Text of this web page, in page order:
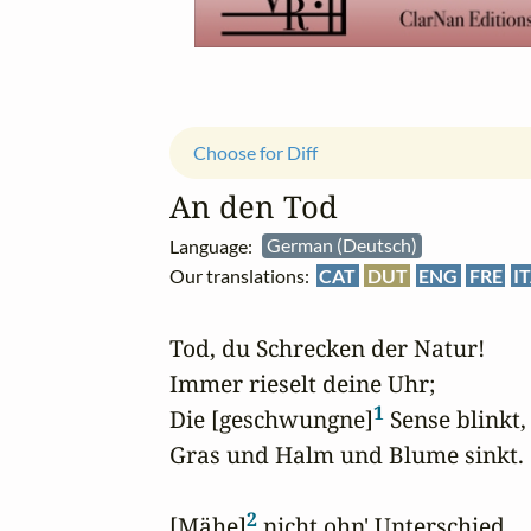
An den Tod
Language:
German (Deutsch)
Our translations: CAT DUT ENG FRE
Choose for Diff
Tod, du Schrecken der Natur!
Immer rieselt deine Uhr;
Die [geschwungne]1 Sense blinkt,
Gras und Halm und Blume sinkt.
2